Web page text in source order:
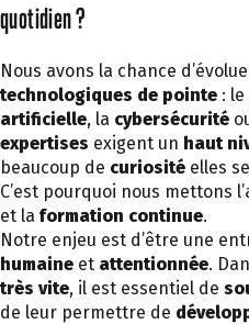
quotidien ?
Nous avons la chance
technologiques de pointe : le
artificielle, la cybersécurité
expertises exigent un haut
beaucoup de curiosité elles
C’est pourquoi nous mettons
et la formation continue.
Notre enjeu est d’être une
humaine et attentionnée.
très vite, il est essentiel de
de leur permettre de